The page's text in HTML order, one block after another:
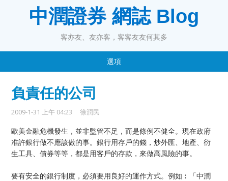
中潤證券 網誌 Blog
客亦友、友亦客，客客友友何其多
選項
負責任的公司
2009-1-31 上午 04:23 徐潤民
歐美金融危機發生，並非監管不足，而是條例不健全。現在政府
准許銀行做不應該做的事。銀行用存戶的錢，炒外匯、地產、衍
生工具、債券等等，都是用客戶的存款，來做高風險的事。
要有安全的銀行制度，必須要用良好的運作方式。例如︰「中潤